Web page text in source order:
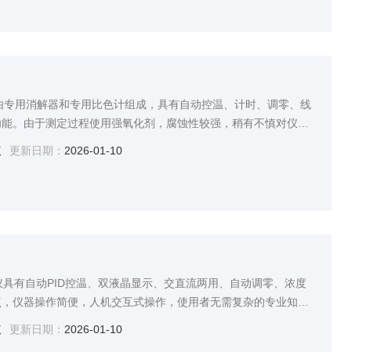
用消解器和专用比色计组成，具有自动控温、计时、调零、线
。由于测定过程使用强氧化剂，腐蚀性较强，稍有不慎对仪器
器。
更新日期： 2026-01-10
有自动PID控温、双液晶显示、交直流两用、自动调零、浓度
仪器操作简便，人机交互式操作，使用者无需复杂的专业知识
更新日期： 2026-01-10